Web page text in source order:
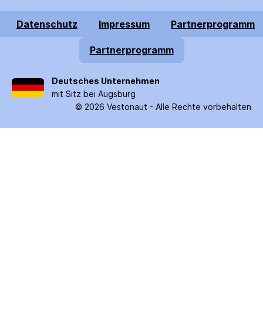
Datenschutz Impressum Partnerprogramm
Partnerprogramm
Deutsches Unternehmen
mit Sitz bei Augsburg
© 2026 Vestonaut - Alle Rechte vorbehalten